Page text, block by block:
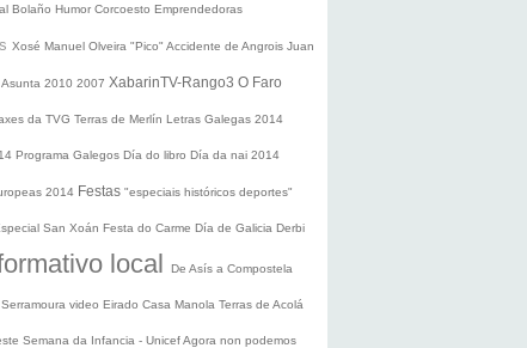
Bolaño Humor Corcoesto Emprendedoras
Xosé Manuel Olveira "Pico" Accidente de Angrois Juan
2010 2007 XabarinTV-Rango3 O Faro
da TVG Terras de Merlín Letras Galegas 2014
Programa Galegos Día do libro Día da nai 2014
2014 Festas "especiais históricos deportes"
San Xoán Festa do Carme Día de Galicia Derbi
local De Asís a Compostela
Serramoura video Eirado Casa Manola Terras de Acolá
Semana da Infancia - UnicefAgora non podemos